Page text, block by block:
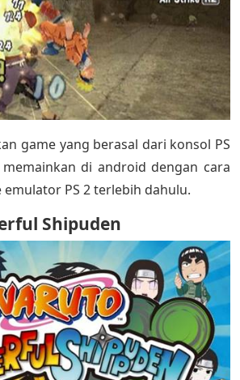
game yang berasal dari konsol PS
di android dengan cara
PS 2 terlebih dahulu.
Shipuden